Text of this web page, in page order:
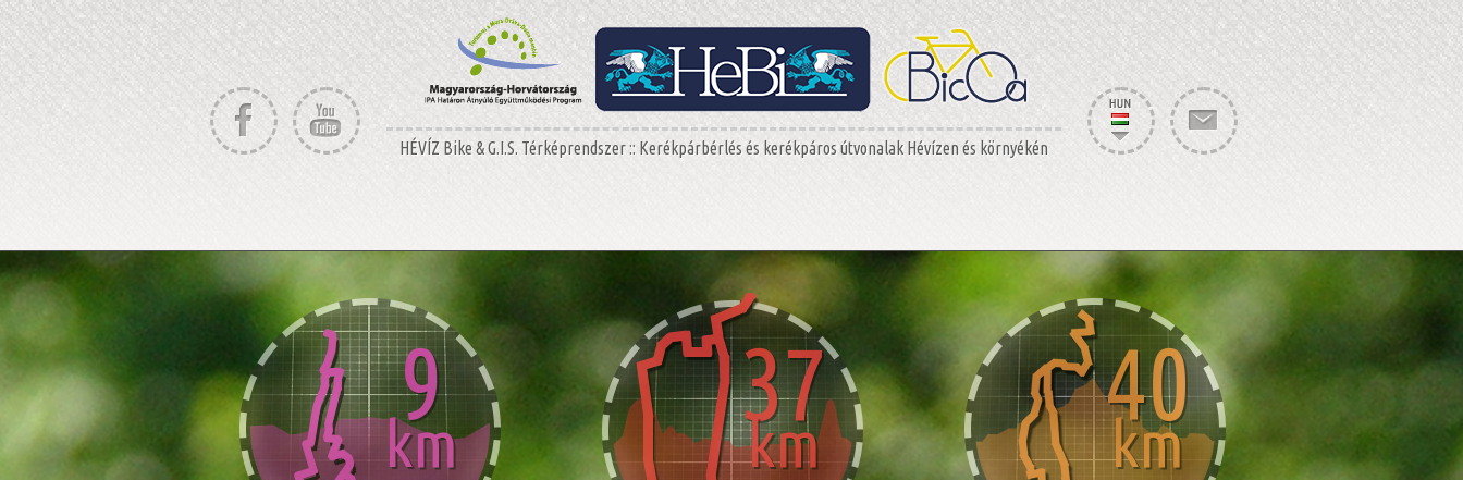
9
km
37
km
40
km
HÉVÍZ Bike & G.I.S. Térképrendszer :: Kerékpárbérlés és kerékpáros útvonalak Hévízen és környékén